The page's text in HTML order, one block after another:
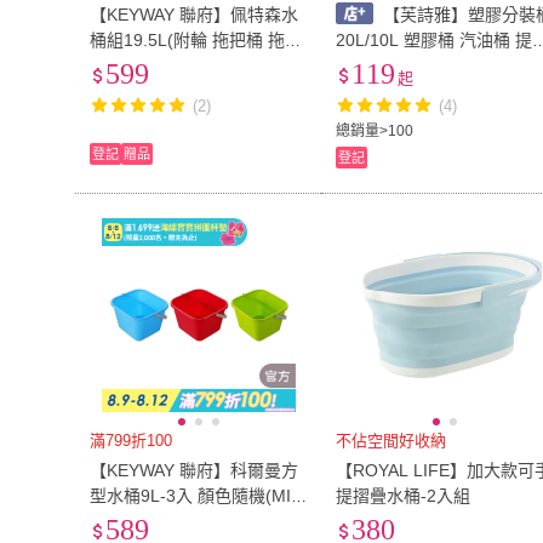
【KEYWAY 聯府】佩特森水
桶組19.5L(附輪 拖把桶 拖把
擰乾器 MIT台灣製造)
599
(2)
登記 贈品
【芙詩雅】塑膠分裝
20L/10L 塑膠桶 汽油桶 提
水桶 分裝桶 油桶 醬料桶 儲
水桶 機油桶 空桶 溶液桶
總銷量>100
119 起
(4)
登記
滿799折100
【KEYWAY 聯府】科爾曼方
型水桶9L-3入 顏色隨機(MIT
台灣製造)
589
不佔空間好收納
【ROYAL LIFE】加大款可
提摺疊水桶-2入組
380